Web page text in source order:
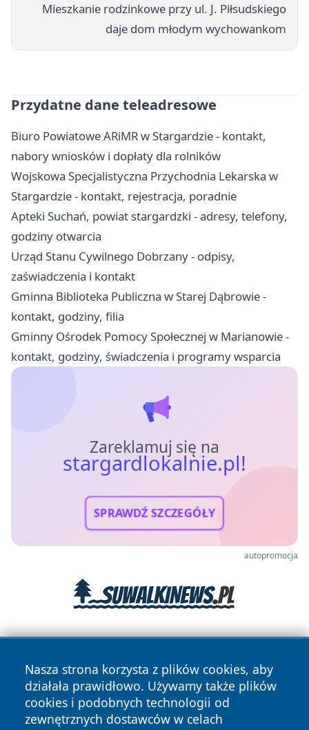
Mieszkanie rodzinkowe przy ul. J. Piłsudskiego
daje dom młodym wychowankom
Przydatne dane teleadresowe
Biuro Powiatowe ARiMR w Stargardzie - kontakt,
nabory wniosków i dopłaty dla rolników
Wojskowa Specjalistyczna Przychodnia Lekarska w
Stargardzie - kontakt, rejestracja, poradnie
Apteki Suchań, powiat stargardzki - adresy, telefony,
godziny otwarcia
Urząd Stanu Cywilnego Dobrzany - odpisy,
zaświadczenia i kontakt
Gminna Biblioteka Publiczna w Starej Dąbrowie -
kontakt, godziny, filia
Gminny Ośrodek Pomocy Społecznej w Marianowie -
kontakt, godziny, świadczenia i programy wsparcia
Zareklamuj się na
stargardlokalnie.pl!
SPRAWDŹ SZCZEGÓŁY
autopromocja
Nasza strona korzysta z plików cookies, aby
działała prawidłowo. Używamy także plików
cookies i podobnych technologii od
zewnętrznych dostawców w celach
Copyright © 2026 stargardlokalnie.pl Wszystkie prawa